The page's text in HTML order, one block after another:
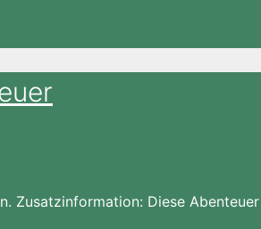
Zusatzinformation: Diese